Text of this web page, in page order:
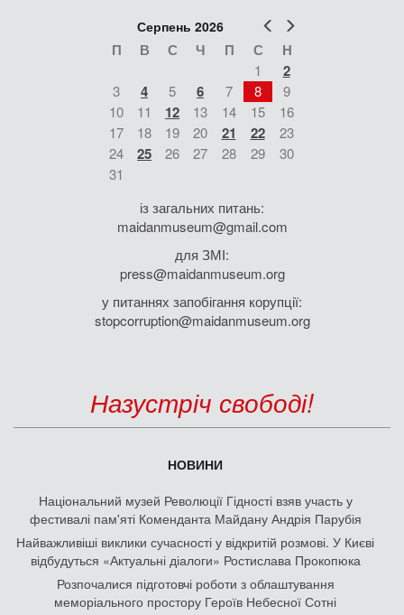
Попер
Серпень 2026
П В С Ч П С Н
1 2
3 4 5 6 7 8
9
10
11 12 13 14 15
16
17
18 19 20 21 22
23
24
25 26 27 28 29
30
31
із загальних питань:
maidanmuseum@gmail.com
для ЗМІ:
press@maidanmuseum.org
у питаннях запобігання корупції:
stopcorruption@maidanmuseum.org
Назустріч свободі!
НОВИНИ
Національний музей Революції Гідності взяв участь у
фестивалі пам'яті Коменданта Майдану Андрія Парубія
Найважливіші виклики сучасності у відкритій розмові. У Києві
відбудуться «Актуальні діалоги» Ростислава Прокопюка
Розпочалися підготовчі роботи з облаштування
меморіального простору Героїв Небесної Сотні